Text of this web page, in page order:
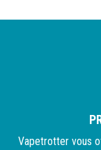
Vapetrotter vous